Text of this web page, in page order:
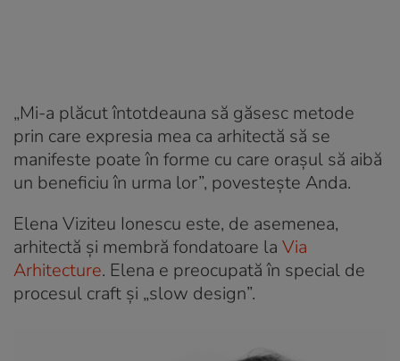
„Mi-a plăcut întotdeauna să găsesc metode
prin care expresia mea ca arhitectă să se
manifeste poate în forme cu care orașul să aibă
un beneficiu în urma lor”, povestește Anda.
Elena Viziteu Ionescu este, de asemenea,
arhitectă și membră fondatoare la Via
Arhitecture. Elena e preocupată în special de
procesul craft și „slow design”.